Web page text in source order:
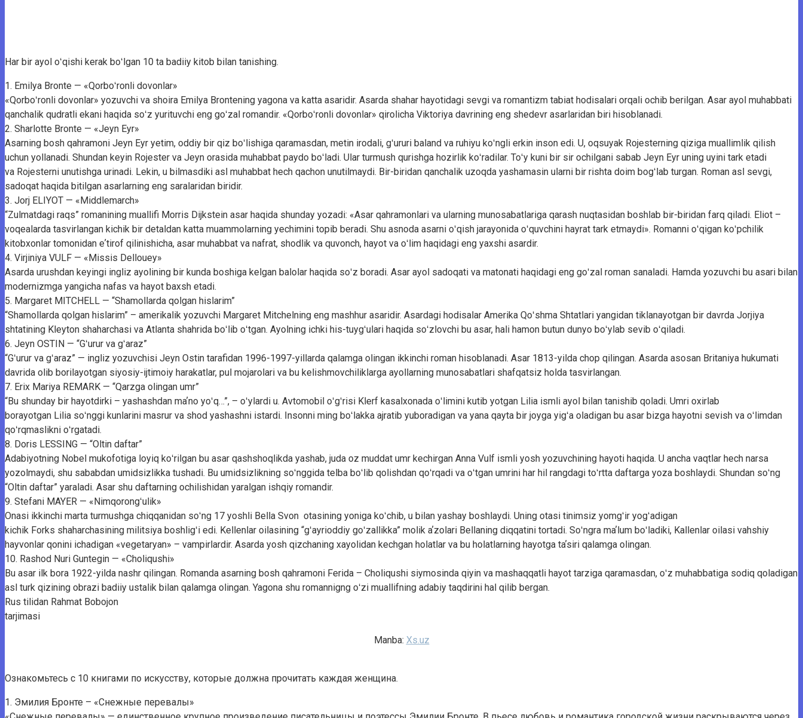
Har bir ayol oʻqishi kerak boʻlgan 10 ta badiiy kitob bilan tanishing.
1. Emilya Bronte — «Qorboʻronli dovonlar»
«Qorboʻronli dovonlar» yozuvchi va shoira Emilya Brontening yagona va katta asaridir. Asarda shahar hayotidagi sevgi va romantizm tabiat hodisalari orqali ochib berilgan. Asar ayol muhabbati
qanchalik qudratli ekani haqida soʻz yurituvchi eng goʻzal romandir. «Qorboʻronli dovonlar» qirolicha Viktoriya davrining eng shedevr asarlaridan biri hisoblanadi.
2. Sharlotte Bronte — «Jeyn Eyr»
Asarning bosh qahramoni Jeyn Eyr yetim, oddiy bir qiz boʻlishiga qaramasdan, metin irodali, gʻururi baland va ruhiyu koʻngli erkin inson edi. U, oqsuyak Rojesterning qiziga muallimlik qilish
uchun yollanadi. Shundan keyin Rojester va Jeyn orasida muhabbat paydo boʻladi. Ular turmush qurishga hozirlik koʻradilar. Toʻy kuni bir sir ochilgani sabab Jeyn Eyr uning uyini tark etadi
va Rojesterni unutishga urinadi. Lekin, u bilmasdiki asl muhabbat hech qachon unutilmaydi. Bir-biridan qanchalik uzoqda yashamasin ularni bir rishta doim bogʻlab turgan. Roman asl sevgi,
sadoqat haqida bitilgan asarlarning eng saralaridan biridir.
3. Jorj ELIYOT — «Middlemarch»
“Zulmatdagi raqs” romanining muallifi Morris Dijkstein asar haqida shunday yozadi: «Asar qahramonlari va ularning munosabatlariga qarash nuqtasidan boshlab bir-biridan farq qiladi. Eliot –
voqealarda tasvirlangan kichik bir detaldan katta muammolarning yechimini topib beradi. Shu asnoda asarni oʻqish jarayonida oʻquvchini hayrat tark etmaydi». Romanni oʻqigan koʻpchilik
kitobxonlar tomonidan eʼtirof qilinishicha, asar muhabbat va nafrat, shodlik va quvonch, hayot va oʻlim haqidagi eng yaxshi asardir.
4. Virjiniya VULF — «Missis Dellouey»
Asarda urushdan keyingi ingliz ayolining bir kunda boshiga kelgan balolar haqida soʻz boradi. Asar ayol sadoqati va matonati haqidagi eng goʻzal roman sanaladi. Hamda yozuvchi bu asari bilan
modernizmga yangicha nafas va hayot baxsh etadi.
5. Margaret MITCHELL — “Shamollarda qolgan hislarim”
“Shamollarda qolgan hislarim” – amerikalik yozuvchi Margaret Mitchelning eng mashhur asaridir. Asardagi hodisalar Amerika Qoʻshma Shtatlari yangidan tiklanayotgan bir davrda Jorjiya
shtatining Kleyton shaharchasi va Atlanta shahrida boʻlib oʻtgan. Ayolning ichki his-tuygʻulari haqida soʻzlovchi bu asar, hali hamon butun dunyo boʻylab sevib oʻqiladi.
6. Jeyn OSTIN — “Gʻurur va gʻaraz”
“Gʻurur va gʻaraz” — ingliz yozuvchisi Jeyn Ostin tarafidan 1996-1997-yillarda qalamga olingan ikkinchi roman hisoblanadi. Asar 1813-yilda chop qilingan. Asarda asosan Britaniya hukumati
davrida olib borilayotgan siyosiy-ijtimoiy harakatlar, pul mojarolari va bu kelishmovchiliklarga ayollarning munosabatlari shafqatsiz holda tasvirlangan.
7. Erix Mariya REMARK — “Qarzga olingan umr”
“Bu shunday bir hayotdirki – yashashdan maʼno yoʻq…”, – oʻylardi u. Avtomobil oʻgʻrisi Klerf kasalxonada oʻlimini kutib yotgan Lilia ismli ayol bilan tanishib qoladi. Umri oxirlab
borayotgan Lilia soʻnggi kunlarini masrur va shod yashashni istardi. Insonni ming boʻlakka ajratib yuboradigan va yana qayta bir joyga yigʻa oladigan bu asar bizga hayotni sevish va oʻlimdan
qoʻrqmaslikni oʻrgatadi.
8. Doris LESSING — “Oltin daftar”
Adabiyotning Nobel mukofotiga loyiq koʻrilgan bu asar qashshoqlikda yashab, juda oz muddat umr kechirgan Anna Vulf ismli yosh yozuvchining hayoti haqida. U ancha vaqtlar hech narsa
yozolmaydi, shu sababdan umidsizlikka tushadi. Bu umidsizlikning soʻnggida telba boʻlib qolishdan qoʻrqadi va oʻtgan umrini har hil rangdagi toʻrtta daftarga yoza boshlaydi. Shundan soʻng
“Oltin daftar” yaraladi. Asar shu daftarning ochilishidan yaralgan ishqiy romandir.
9. Stefani MAYER — «Nimqorongʻulik»
Onasi ikkinchi marta turmushga chiqqanidan soʻng 17 yoshli Bella Svon otasining yoniga koʻchib, u bilan yashay boshlaydi. Uning otasi tinimsiz yomgʻir yogʻadigan
kichik Forks shaharchasining militsiya boshligʻi edi. Kellenlar oilasining “gʻayrioddiy goʻzallikka” molik aʼzolari Bellaning diqqatini tortadi. Soʻngra maʼlum boʻladiki, Kallenlar oilasi vahshiy
hayvonlar qonini ichadigan «vegetaryan» – vampirlardir. Asarda yosh qizchaning xayolidan kechgan holatlar va bu holatlarning hayotga taʼsiri qalamga olingan.
10. Rashod Nuri Guntegin — «Choliqushi»
Bu asar ilk bora 1922-yilda nashr qilingan. Romanda asarning bosh qahramoni Ferida – Choliqushi siymosinda qiyin va mashaqqatli hayot tarziga qaramasdan, oʻz muhabbatiga sodiq qoladigan
asl turk qizining obrazi badiiy ustalik bilan qalamga olingan. Yagona shu romannigng oʻzi muallifning adabiy taqdirini hal qilib bergan.
Rus tilidan Rahmat Bobojon
tarjimasi
Manba: Xs.uz
Ознакомьтесь с 10 книгами по искусству, которые должна прочитать каждая женщина.
1. Эмилия Бронте – «Снежные перевалы»